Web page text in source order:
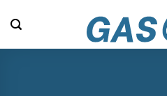
Inhalt
springen